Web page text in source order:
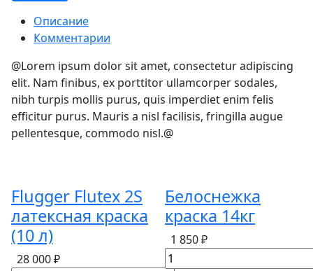
Описание
Комментарии
@Lorem ipsum dolor sit amet, consectetur adipiscing
elit. Nam finibus, ex porttitor ullamcorper sodales,
nibh turpis mollis purus, quis imperdiet enim felis
efficitur purus. Mauris a nisl facilisis, fringilla augue
pellentesque, commodo nisl.@
Flugger Flutex 2S
латексная краска
(10 л)
28 000 ₽
Белоснежка
краска 14кг
1 850 ₽